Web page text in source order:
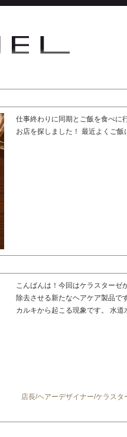
仕事終わりに同期とご飯を食べに
お店を探しました！ 最近よくご
こんばんは！今回はケラスターゼ
除去させる新たなヘアケア製品で
カルキから起こる現象です。 水道
店長/ヘアーデザイナー/ケラス